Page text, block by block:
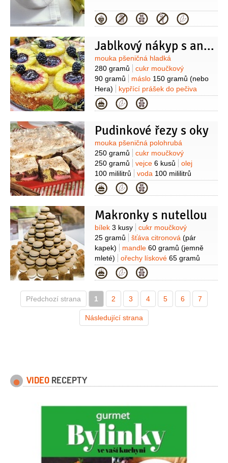
Kategorie
Jablkový nákyp s ananasem
Suroviny
mouka pšeničná hladká
280 gramů
cukr moučkový
90 gramů
máslo 150 gramů (nebo
Hera)
kypřící prášek do pečiva
1/2balení jablka
krystal4 lžíce
ananas
rybízový rosol )
smetana na šlehání
(na ozdobu)
Kategorie
Pudinkové řezy s oky
Suroviny
mouka pšeničná polohrubá
250 gramů
cukr moučkový
250 gramů
vejce 6 kusů
olej
100 mililitrů
voda 100 mililitrů
(vlažná)
kypřící prášek do pečiva
1 balíček
kakao1 lžíce
mléko
2 balíčky (nebo malinový)
Kategorie
Makronky s nutellou
Suroviny
bílek 3 kusy
cukr moučkový
25 gramů
šťáva citronová (pár
kapek)
mandle 60 gramů (jemně
mleté)
ořechy lískové 65 gramů
(jemně mleté)
cukr krystal
225 gramů
kakao1 lžíce
Kategorie
Předchozí strana 1 2 3 4 5 6 7
Následující strana
VIDEO RECEPTY